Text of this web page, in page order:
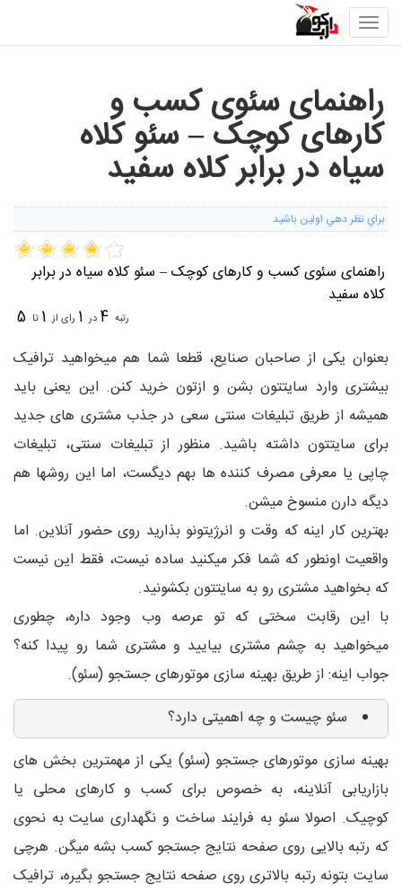
Toggle
navigation
راهنمای سئوی کسب و
کارهای کوچک – سئو کلاه
سیاه در برابر کلاه سفید
براي نظر دهي اولين باشيد
راهنمای سئوی کسب و کارهای کوچک – سئو کلاه سیاه در برابر
کلاه سفید
رتبه 4 در 1 رای از 1 تا 5
بعنوان یکی از صاحبان صنایع، قطعا شما هم میخواهید ترافیک
بیشتری وارد سایتتون بشن و ازتون خرید کنن. این یعنی باید
همیشه از طریق تبلیغات سنتی سعی در جذب مشتری های جدید
برای سایتتون داشته باشید. منظور از تبلیغات سنتی، تبلیغات
چاپی یا معرفی مصرف کننده ها بهم دیگست، اما این روشها هم
دیگه دارن منسوخ میشن.
بهترین کار اینه که وقت و انرژیتونو بذارید روی حضور آنلاین. اما
واقعیت اونطور که شما فکر میکنید ساده نیست، فقط این نیست
که بخواهید مشتری رو به سایتتون بکشونید.
با این رقابت سختی که تو عرصه وب وجود داره، چطوری
میخواهید به چشم مشتری بیایید و مشتری شما رو پیدا کنه؟
جواب اینه: از طریق بهینه سازی موتورهای جستجو (سئو).
سئو چیست و چه اهمیتی دارد؟
بهینه سازی موتورهای جستجو (سئو) یکی از مهمترین بخش های
بازاریابی آنلاینه، به خصوص برای کسب و کارهای محلی یا
کوچیک. اصولا سئو به فرایند ساخت و نگهداری سایت به نحوی
که رتبه بالایی روی صفحه نتایج جستجو کسب بشه میگن. هرچی
سایت بتونه رتبه بالاتری روی صفحه نتایج جستجو بگیره، ترافیک